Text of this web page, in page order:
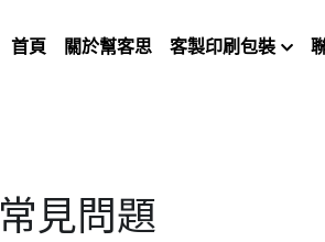
首頁 關於幫客思 客製印刷包裝
常見問題